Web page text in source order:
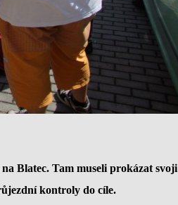
Blatec. Tam museli prokázat
kontroly do cíle.